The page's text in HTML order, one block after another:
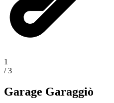
1
/3
Garage Garaggiò